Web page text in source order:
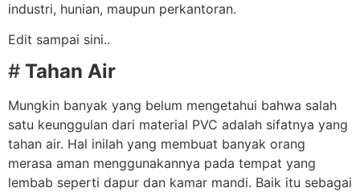
industri, hunian, maupun perkantoran.
Edit sampai sini..
# Tahan Air
Mungkin banyak yang belum mengetahui bahwa salah
satu keunggulan dari material PVC adalah sifatnya yang
tahan air. Hal inilah yang membuat banyak orang
merasa aman menggunakannya pada tempat yang
lembab seperti dapur dan kamar mandi. Baik itu sebagai